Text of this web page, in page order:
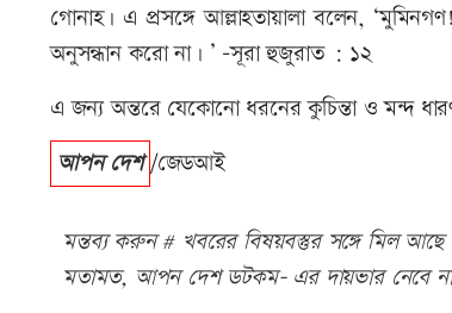
গোনাহ। এ প্রসঙ্গে আল্লাহতায়ালা বলেন,
অনুসন্ধান করো না। ’ -সূরা হুজুরাত : ১২
এ জন্য অন্তরে যেকোনো ধরনের কুচিন্তা ও মন্দ
আপন দেশ /জেডআই
মন্তব্য করুন # খবরের বিষয়বস্তুর সঙ্গে মিল
মতামত, আপন দেশ ডটকম- এর দায়ভার নেবে